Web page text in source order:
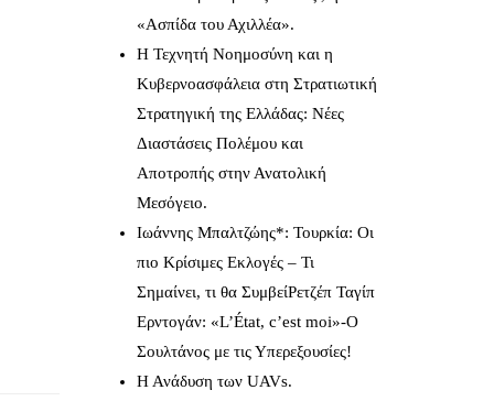
«Ασπίδα του Αχιλλέα».
Η Τεχνητή Νοημοσύνη και η
Κυβερνοασφάλεια στη Στρατιωτική
Στρατηγική της Ελλάδας: Νέες
Διαστάσεις Πολέμου και
Αποτροπής στην Ανατολική
Μεσόγειο.
Ιωάννης Μπαλτζώης*: Τουρκία: Οι
πιο Κρίσιμες Εκλογές – Τι
Σημαίνει, τι θα ΣυμβείΡετζέπ Ταγίπ
Ερντογάν: «L’État, c’est moi»-Ο
Σουλτάνος με τις Υπερεξουσίες!
Η Ανάδυση των UAVs.